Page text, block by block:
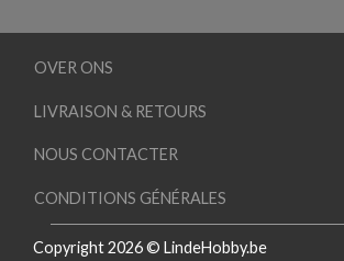
OVER ONS
LIVRAISON & RETOURS
NOUS CONTACTER
CONDITIONS GÉNÉRALES
Copyright 2026 © LindeHobby.be